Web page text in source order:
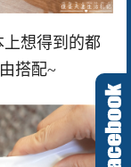
想得到的都
搭配~